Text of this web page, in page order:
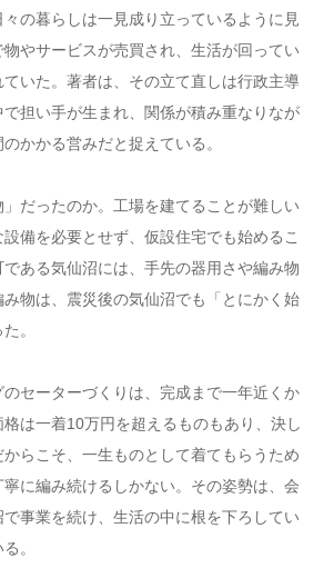
の暮らしは一見成り立っているように見
やサービスが売買され、生活が回ってい
ていた。著者は、その立て直しは行政主導
担い手が生まれ、関係が積み重なりなが
かかる営みだと捉えている。
だったのか。工場を建てることが難しい
備を必要とせず、仮設住宅でも始めるこ
ある気仙沼には、手先の器用さや編み物
物は、震災後の気仙沼でも「とにかく始
。
セーターづくりは、完成まで一年近くか
は一着10万円を超えるものもあり、決し
らこそ、一生ものとして着てもらうため
に編み続けるしかない。その姿勢は、会
事業を続け、生活の中に根を下ろしてい
。